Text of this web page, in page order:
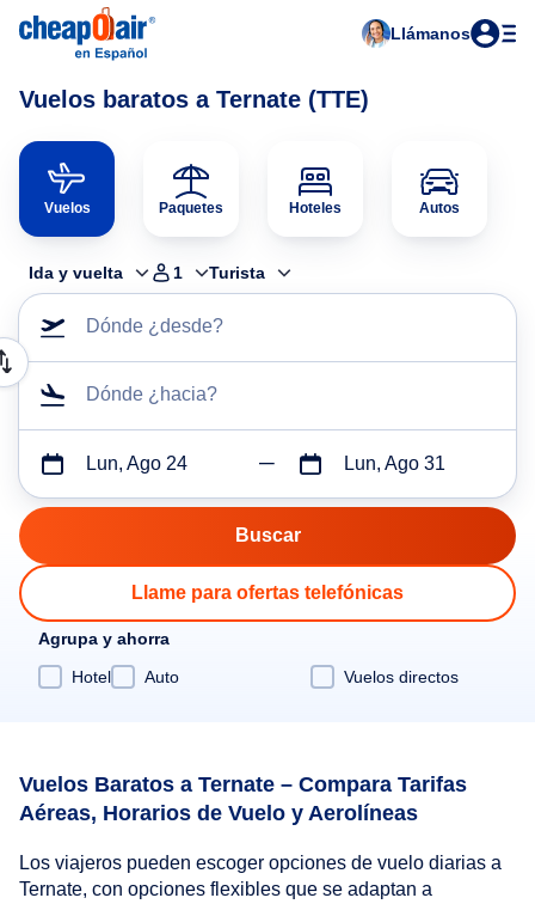
Llámanos
Vuelos baratos a Ternate (TTE)
Vuelos Paquetes Hoteles Autos
Ida y vuelta 1 Turista
Dónde ¿desde?
Dónde ¿hacia?
Lun, Ago 24 Lun, Ago 31
Llame para ofertas telefónicas
Agrupa y ahorra
Hotel
Auto Vuelos directos
Vuelos Baratos a Ternate – Compara Tarifas
Aéreas, Horarios de Vuelo y Aerolíneas
Los viajeros pueden escoger opciones de vuelo diarias a
Ternate, con opciones flexibles que se adaptan a